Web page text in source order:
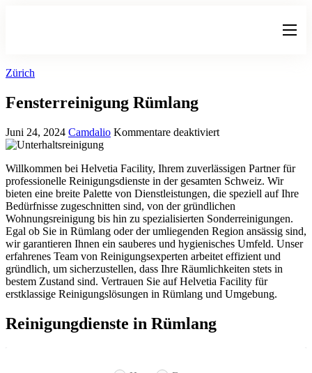
Ratgeber
Faq
Kontakt
Zürich
Fensterreinigung Rümlang
Juni 24, 2024 Camdalio Kommentare deaktiviert
Willkommen bei Helvetia Facility, Ihrem zuverlässigen Partner für
professionelle Reinigungsdienste in der gesamten Schweiz. Wir
bieten eine breite Palette von Dienstleistungen, die speziell auf Ihre
Bedürfnisse zugeschnitten sind, von der gründlichen
Wohnungsreinigung bis hin zu spezialisierten Sonderreinigungen.
Egal ob Sie in Rümlang oder der umliegenden Region ansässig sind,
wir garantieren Ihnen ein sauberes und hygienisches Umfeld. Unser
erfahrenes Team von Reinigungsexperten arbeitet effizient und
gründlich, um sicherzustellen, dass Ihre Räumlichkeiten stets in
bestem Zustand sind. Vertrauen Sie auf Helvetia Facility für
erstklassige Reinigungslösungen in Rümlang und Umgebung.
Reinigungdienste in Rümlang